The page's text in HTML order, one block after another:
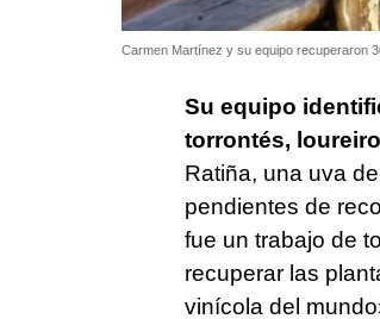
Carmen Martínez y su equipo recuperaron
Su equipo
torrontés, loureiro
Ratiña, una uva
pendientes de
fue un trabajo de
recuperar las
vinícola del